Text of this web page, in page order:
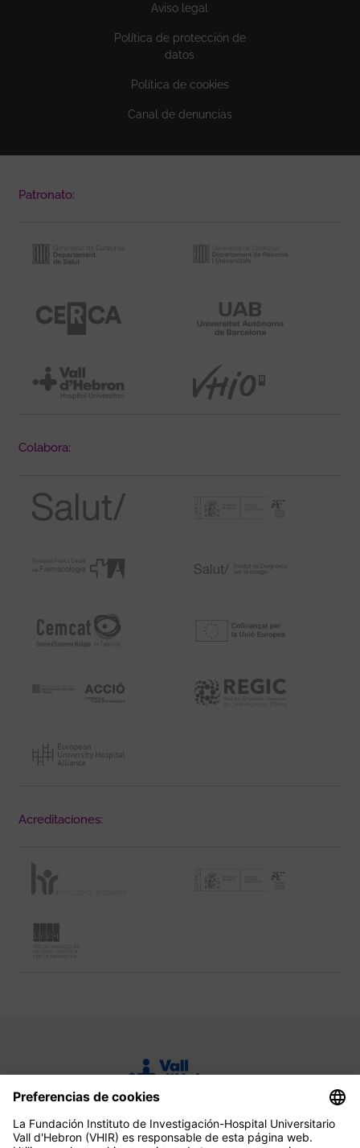
Aviso legal
Política de protección de
datos
Política de cookies
Canal de denuncias
Patronato:
Colabora:
Acreditaciones: